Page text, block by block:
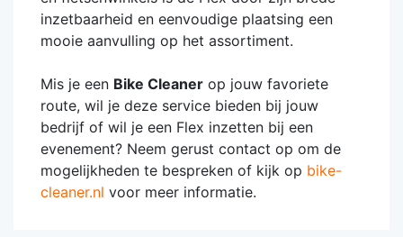
inzetbaarheid en eenvoudige plaatsing een
mooie aanvulling op het assortiment.
Mis je een Bike Cleaner op jouw favoriete
route, wil je deze service bieden bij jouw
bedrijf of wil je een Flex inzetten bij een
evenement? Neem gerust contact op om de
mogelijkheden te bespreken of kijk op bike-
cleaner.nl voor meer informatie.